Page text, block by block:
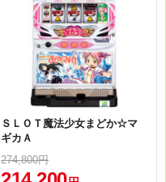
ＳＬＯＴ魔法少女まどか☆マ
ギカＡ
274,800円